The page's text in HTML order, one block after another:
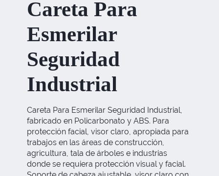
Careta Para
Esmerilar
Seguridad
Industrial
Careta Para Esmerilar Seguridad Industrial,
fabricado en Policarbonato y ABS. Para
protección facial, visor claro, apropiada para
trabajos en las áreas de construcción,
agricultura, tala de árboles e industrias
donde se requiera protección visual y facial.